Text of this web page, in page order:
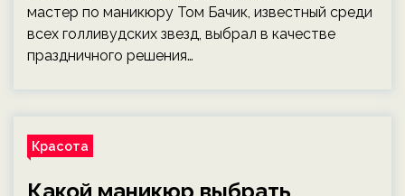
мастер по маникюру Том Бачик, известный среди
всех голливудских звезд, выбрал в качестве
праздничного решения…
Красота